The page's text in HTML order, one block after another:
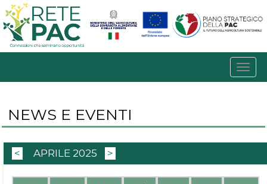
NEWS E EVENTI
< APRILE 2025 >